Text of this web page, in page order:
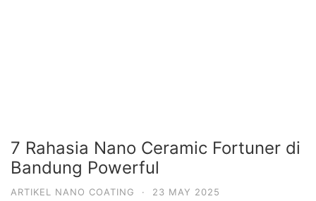
7 Rahasia Nano Ceramic Fortuner di
Bandung Powerful
ARTIKEL NANO COATING · 23 MAY 2025